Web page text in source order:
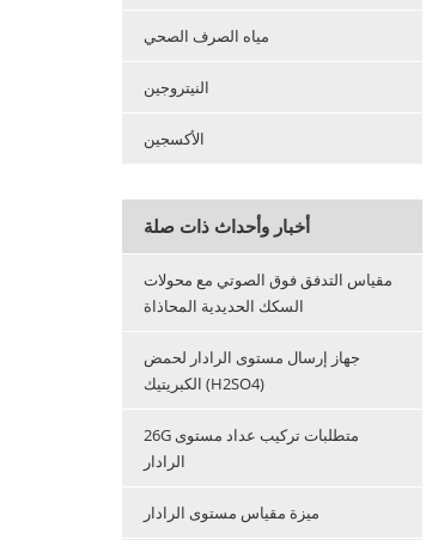
مياه الصرف الصحي
النيتروجين
الأكسجين
أخبار وأحداث ذات صلة
مقياس التدفق فوق الصوتي مع محولات
السكك الحديدية المحاذاة
جهاز إرسال مستوى الرادار لحمض
الكبريتيك (H2SO4)
26G متطلبات تركيب عداد مستوى
الرادار
ميزة مقياس مستوى الرادار